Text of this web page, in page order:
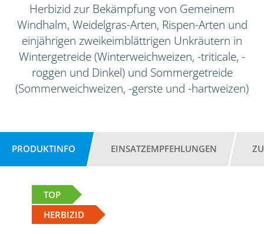
Herbizid zur Bekämpfung von Gemeinem
Windhalm, Weidelgras-Arten, Rispen-Arten und
einjährigen zweikeimblättrigen Unkräutern in
Wintergetreide (Winterweichweizen, -triticale, -
roggen und Dinkel) und Sommergetreide
(Sommerweichweizen, -gerste und -hartweizen)
PRODUKTINFO EINSATZEMPFEHLUNGEN
TOP
HERBIZID